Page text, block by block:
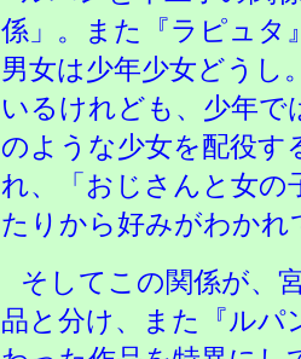
係」。また『ラピュタ
男女は少年少女どうし
いるけれども、少年
のような少女を配役す
れ、「おじさんと女の
たりから好みがわか
そしてこの関係が、
品と分け、また『ルパ